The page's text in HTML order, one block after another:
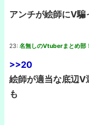
アンチが絵師にV騙
23: 名無しのVtuberまとめ部！
>>20
絵師が適当な底辺V
も